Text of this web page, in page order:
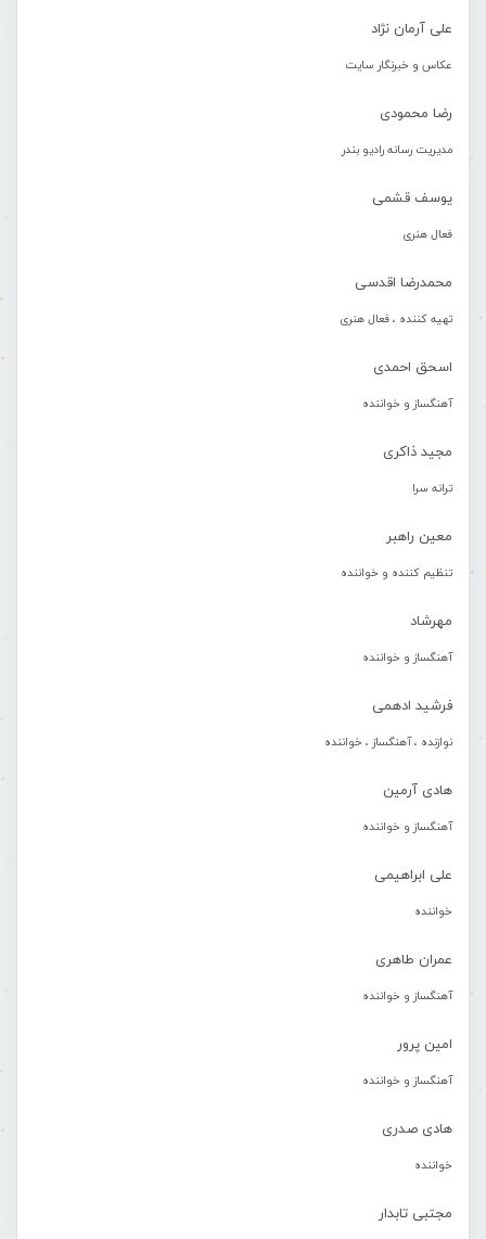
علی آرمان نژاد
عکاس و خبرنگار سایت
رضا محمودی
مدیریت رسانه رادیو بندر
یوسف قشمی
فعال هنری
محمدرضا اقدسی
تهیه کننده ، فعال هنری
اسحق احمدی
آهنگساز و خواننده
مجید ذاکری
ترانه سرا
معین راهبر
تنظیم کننده و خواننده
مهرشاد
آهنگساز و خواننده
فرشید ادهمی
نوازنده ، آهنگساز ، خواننده
هادی آرمین
آهنگساز و خواننده
علی ابراهیمی
خواننده
عمران طاهری
آهنگساز و خواننده
امین پرور
آهنگساز و خواننده
هادی صدری
خواننده
مجتبی تابدار